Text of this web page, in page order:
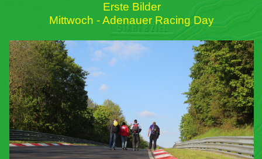
Erste Bilder
Mittwoch - Adenauer Racing Day